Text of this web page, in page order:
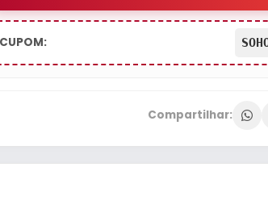
CUPOM:
Compartilhar: